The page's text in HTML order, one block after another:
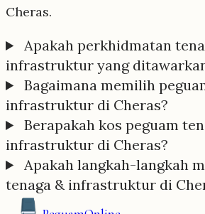
Cheras.
Apakah perkhidmatan
infrastruktur yang
Bagaimana memilih
infrastruktur di Cheras?
Berapakah kos peguam
infrastruktur di Cheras?
Apakah langkah-langkah
tenaga & infrastruktur di